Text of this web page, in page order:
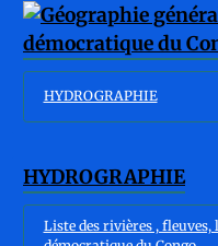
HYDROGRAPHIE
HYDROGRAPHIE
Liste des rivières , fleuves,